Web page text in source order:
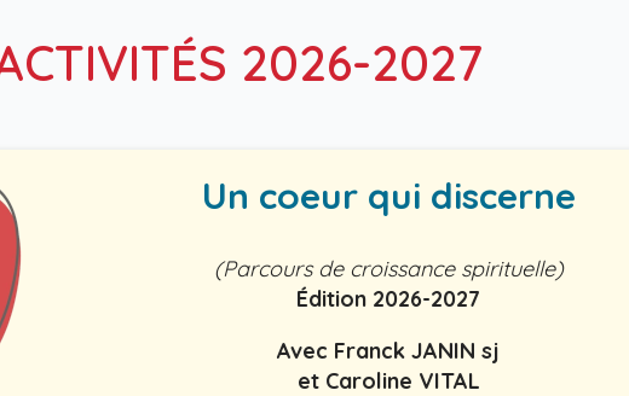
2026-2027
Un coeur qui discerne
(Parcours de croissance spirituelle)
Édition 2026-2027
Avec Franck JANIN sj
et Caroline VITAL